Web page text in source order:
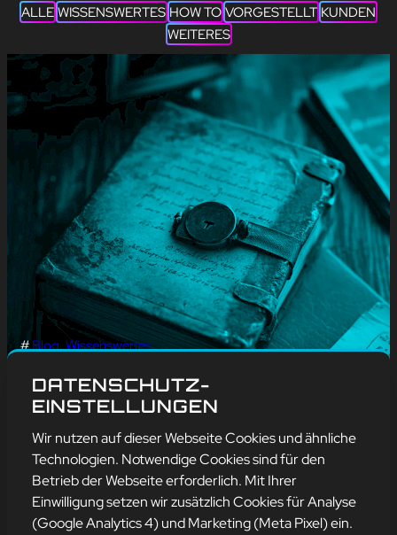
ALLE WISSENSWERTES HOW TO VORGESTELLT KUNDEN
WEITERES
#Blog, Wissenswertes
TAGEBUCHS
mehr erfahren
Adresse
DATENSCHUTZ-
EINSTELLUNGEN
Wir nutzen auf dieser Webseite Cookies und ähnliche
Technologien. Notwendige Cookies sind für den
Betrieb der Webseite erforderlich. Mit Ihrer
Einwilligung setzen wir zusätzlich Cookies für Analyse
(Google Analytics 4) und Marketing (Meta Pixel) ein.